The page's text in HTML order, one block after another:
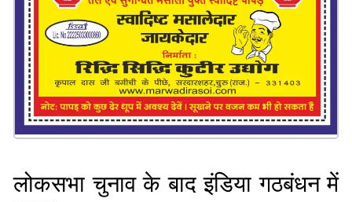
लोकसभा चुनाव के बाद इंडिया गठबंधन में